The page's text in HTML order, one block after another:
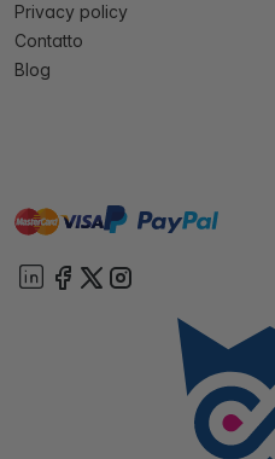
Privacy policy
Contatto
Blog
mastervisa paypal